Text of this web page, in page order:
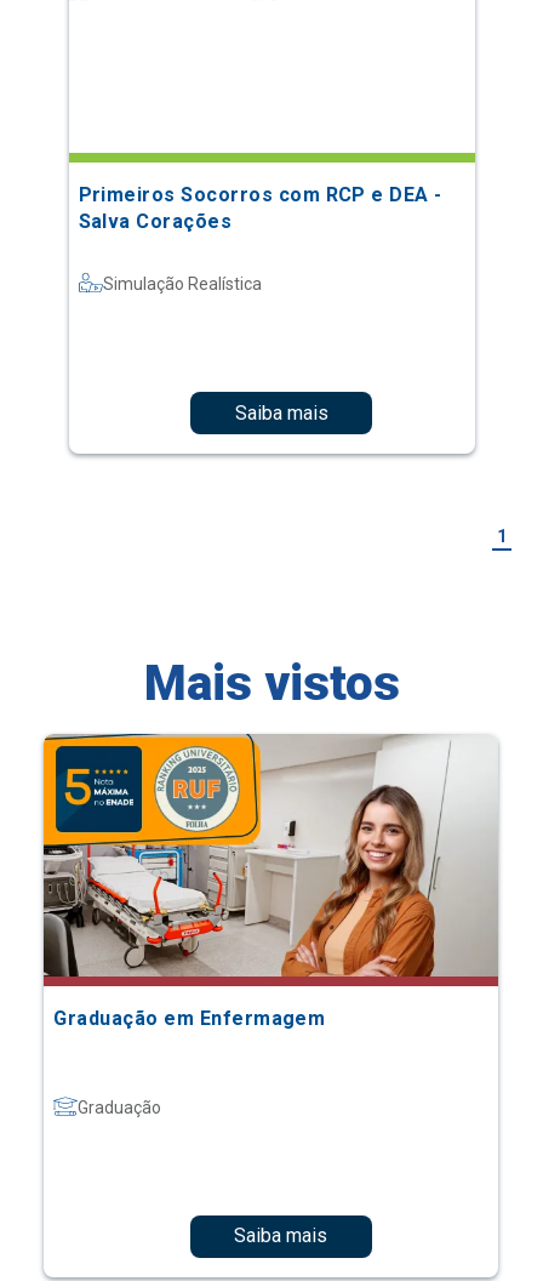
Primeiros Socorros com RCP e DEA -
Salva Corações
Simulação Realística
Saiba mais
1
Mais vistos
Graduação em Enfermagem
Graduação
Saiba mais